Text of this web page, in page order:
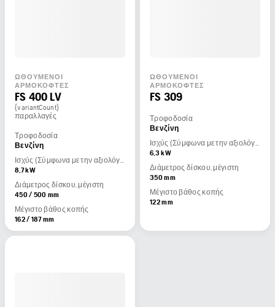
ΩΘΟΎΜΕΝΟΙ
ΑΡΜΟΚΌΦΤΕΣ
FS 400 LV
{variantCount}
παραλλαγές
Τροφοδοσία
Βενζίνη
Ισχύς (Σύμφωνα με την αξιολόγηση του κατασκευαστή του κινητήρα)
8,7 kW
Διάμετρος δίσκου, μέγιστη
450 / 500 mm
Μέγιστο βάθος κοπής
162 / 187 mm
ΩΘΟΎΜΕΝΟΙ
ΑΡΜΟΚΌΦΤΕΣ
FS 309
Τροφοδοσία
Βενζίνη
Ισχύς (Σύμφωνα με την αξιολόγηση του κατασκευαστή του κινητήρα)
6,3 kW
Διάμετρος δίσκου, μέγιστη
350 mm
Μέγιστο βάθος κοπής
122 mm